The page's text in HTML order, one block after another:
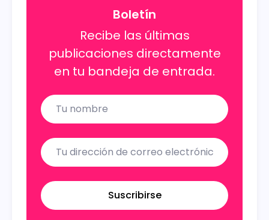
Boletín
Recibe las últimas
publicaciones directamente
en tu bandeja de entrada.
Name
Email
Suscribirse